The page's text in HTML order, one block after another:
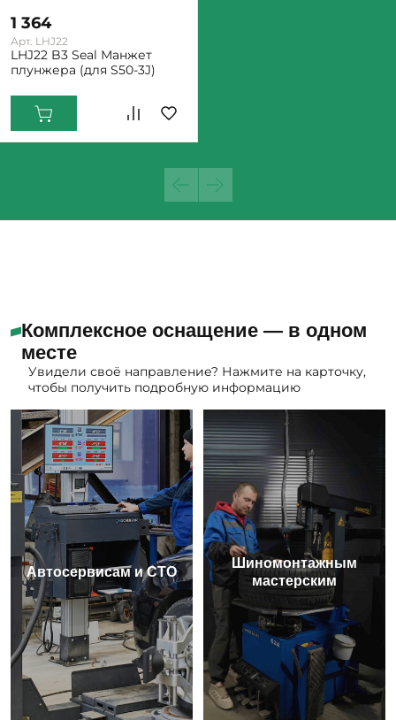
1 364
Арт. LHJ22
LHJ22 B3 Seal Манжет
плунжера (для S50-3J)
Комплексное оснащение — в одном
месте
Увидели своё направление? Нажмите на карточку,
чтобы получить подробную информацию
Автосервисам и СТО
Шиномонтажным
мастерским